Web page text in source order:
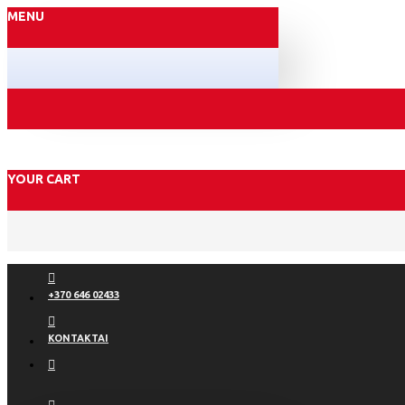
MENU
YOUR CART
+370 646 02433
KONTAKTAI